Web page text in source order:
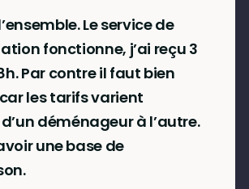
Le service de
fonctionne, j’ai reçu 3
Par contre il faut bien
les tarifs varient
déménageur à l’autre.
une base de